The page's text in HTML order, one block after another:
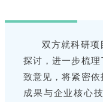
双方就科研项
探讨，进一步梳
致意见，将紧密
成果与企业核心